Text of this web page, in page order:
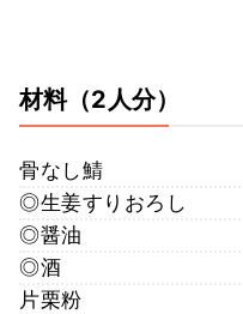
材料（2人分）
骨なし鯖
◎生姜すりおろし
◎醤油
◎酒
片栗粉